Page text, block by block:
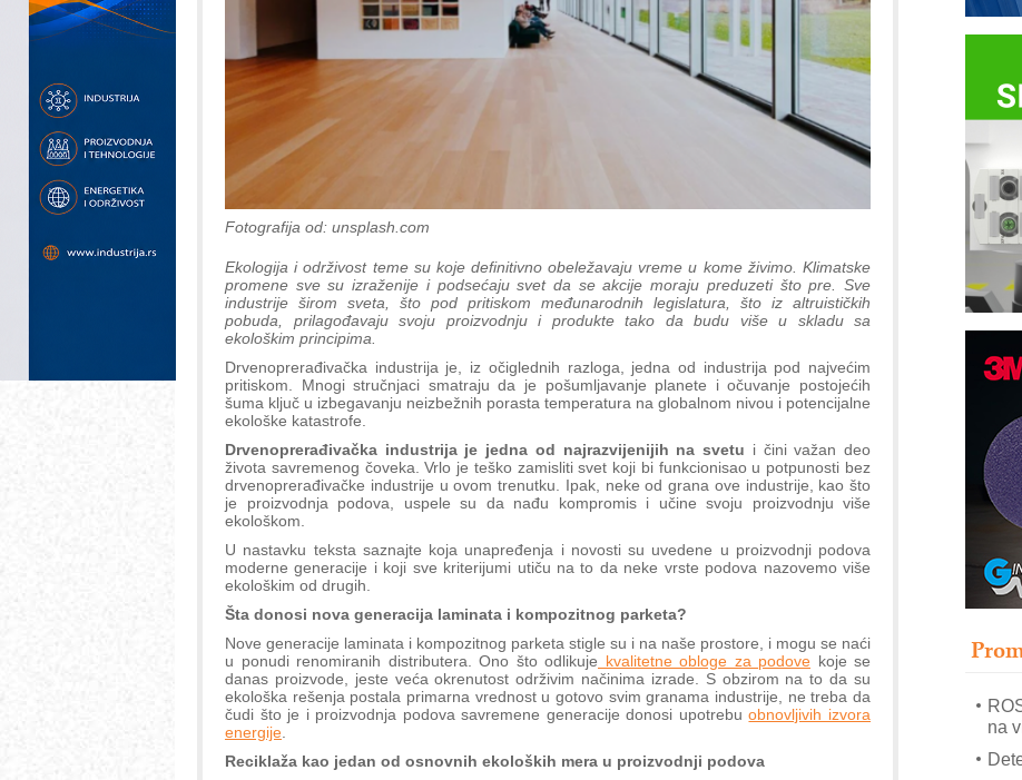
Fotografija od: unsplash.com
Ekologija i održivost teme su koje definitivno obeležavaju vreme u kome živimo. Klimatske
promene sve su izraženije i podsećaju svet da se akcije moraju preduzeti što pre. Sve
industrije širom sveta, što pod pritiskom međunarodnih legislatura, što iz altruističkih
pobuda, prilagođavaju svoju proizvodnju i produkte tako da budu više u skladu sa
ekološkim principima.
Drvenoprerađivačka industrija je, iz očiglednih razloga, jedna od industrija pod najvećim
pritiskom. Mnogi stručnjaci smatraju da je pošumljavanje planete i očuvanje postojećih
šuma ključ u izbegavanju neizbežnih porasta temperatura na globalnom nivou i potencijalne
ekološke katastrofe.
Drvenoprerađivačka industrija je jedna od najrazvijenijih na svetu i čini važan deo
života savremenog čoveka. Vrlo je teško zamisliti svet koji bi funkcionisao u potpunosti bez
drvenoprerađivačke industrije u ovom trenutku. Ipak, neke od grana ove industrije, kao što
je proizvodnja podova, uspele su da nađu kompromis i učine svoju proizvodnju više
ekološkom.
U nastavku teksta saznajte koja unapređenja i novosti su uvedene u proizvodnji podova
moderne generacije i koji sve kriterijumi utiču na to da neke vrste podova nazovemo više
ekološkim od drugih.
Šta donosi nova generacija laminata i kompozitnog parketa?
Nove generacije laminata i kompozitnog parketa stigle su i na naše prostore, i mogu se naći
u ponudi renomiranih distributera. Ono što odlikuje kvalitetne obloge za podove koje se
danas proizvode, jeste veća okrenutost održivim načinima izrade. S obzirom na to da su
ekološka rešenja postala primarna vrednost u gotovo svim granama industrije, ne treba da
čudi što je i proizvodnja podova savremene generacije donosi upotrebuobnovljivih izvora
energije.
Reciklaža kao jedan od osnovnih ekoloških mera u proizvodnji podova
IB
–
na